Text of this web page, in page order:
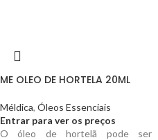
ME OLEO DE HORTELA 20ML
Méldica, Óleos Essenciais
Entrar para ver os preços
O óleo de hortelã pode ser